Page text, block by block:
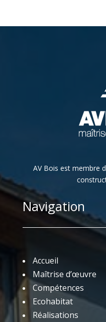
AV Bois est membre
Navigation
Accueil
Maîtrise d’œuvre
Compétences
Ecohabitat
Réalisations